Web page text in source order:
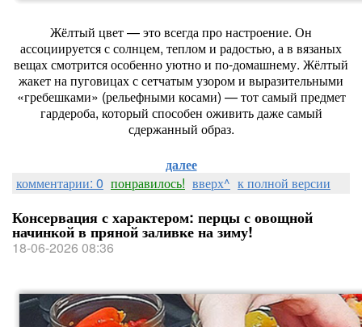
Жёлтый цвет — это всегда про настроение. Он
ассоциируется с солнцем, теплом и радостью, а в вязаных
вещах смотрится особенно уютно и по‑домашнему. Жёлтый
жакет на пуговицах с сетчатым узором и выразительными
«гребешками» (рельефными косами) — тот самый предмет
гардероба, который способен оживить даже самый
сдержанный образ.
далее
комментарии: 0 понравилось! вверх^ к полной версии
Консервация с характером: перцы с овощной
начинкой в пряной заливке на зиму!
18-06-2026 08:36